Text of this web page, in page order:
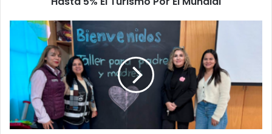
Por
Mundial
JC
Barragán
Lanza
Talleres
Gratuitos
Papás
Ante
Crisis